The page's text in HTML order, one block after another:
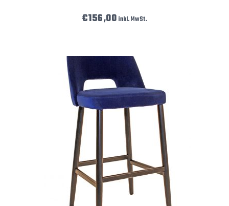
€156,00 inkl. MwSt.